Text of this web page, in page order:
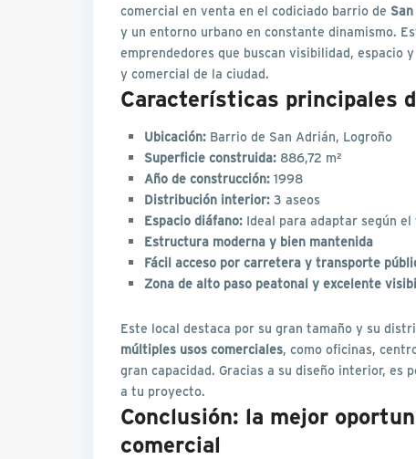
comercial en venta en el codiciado barrio de
y un entorno urbano en constante dinamismo.
emprendedores que buscan visibilidad,
y comercial de la ciudad.
Características principales
Ubicación: Barrio de San Adrián, Logroño
Superficie construida: 886,72 m²
Año de construcción: 1998
Distribución interior: 3 aseos
Espacio diáfano: Ideal para adaptar según
Estructura moderna y bien mantenida
Fácil acceso por carretera y transporte
Zona de alto paso peatonal y excelente
Este local destaca por su gran tamaño y su
múltiples usos comerciales, como oficinas,
gran capacidad. Gracias a su diseño interior,
a tu proyecto.
Conclusión: la mejor
comercial